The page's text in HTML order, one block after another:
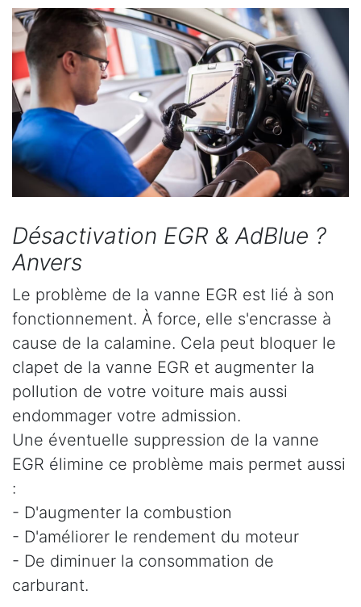
Désactivation EGR & AdBlue ?
Anvers
Le problème de la vanne EGR est lié à son
fonctionnement. À force, elle s'encrasse à
cause de la calamine. Cela peut bloquer le
clapet de la vanne EGR et augmenter la
pollution de votre voiture mais aussi
endommager votre admission.
Une éventuelle suppression de la vanne
EGR élimine ce problème mais permet aussi
:
- D'augmenter la combustion
- D'améliorer le rendement du moteur
- De diminuer la consommation de
carburant.